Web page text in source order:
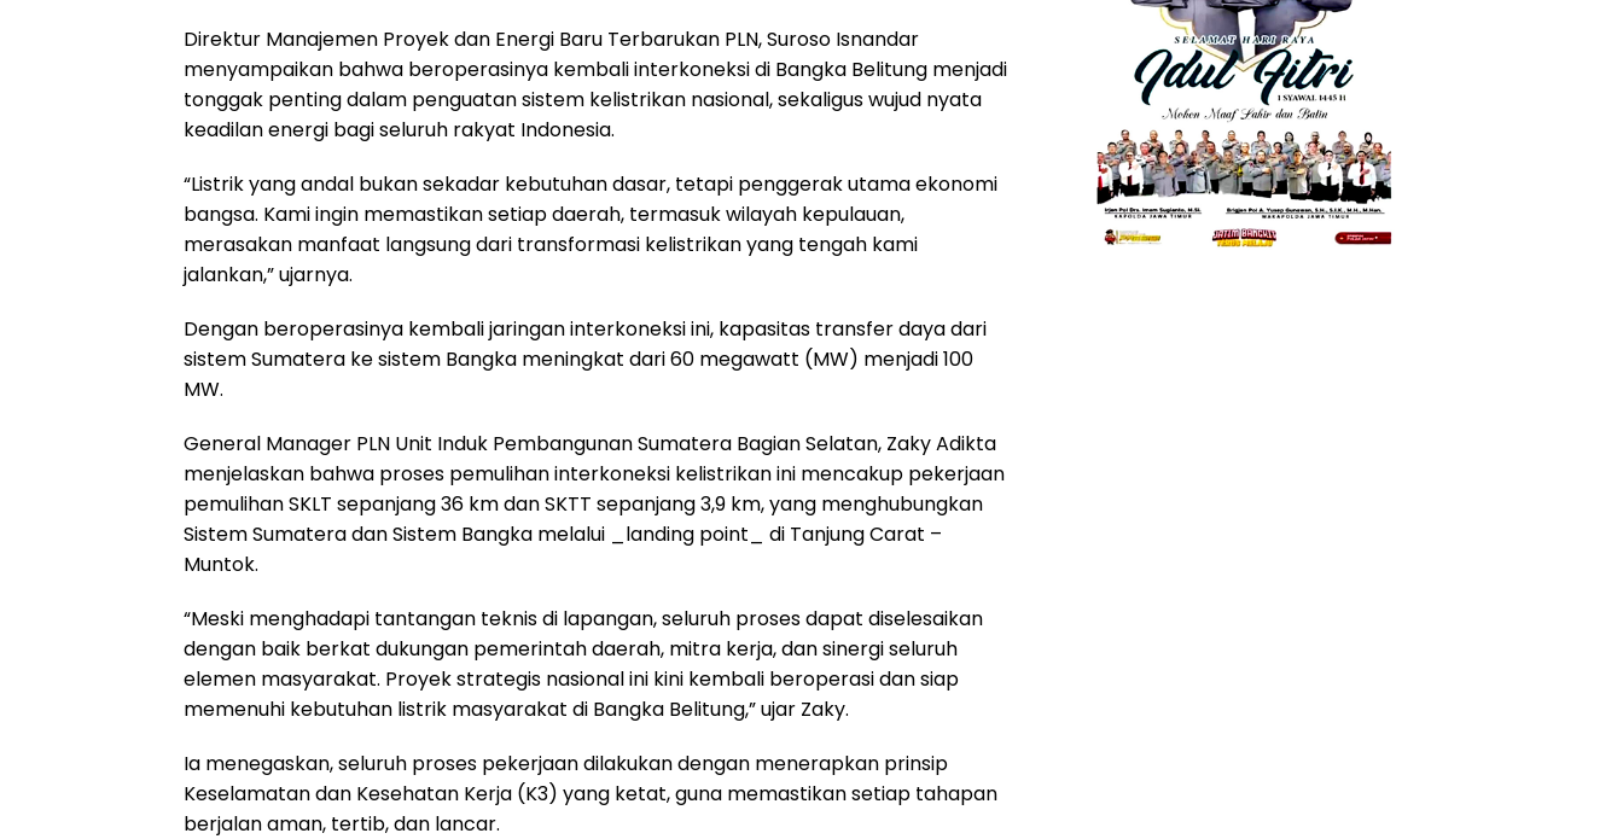
Direktur Manajemen Proyek dan Energi Baru Terbarukan PLN, Suroso Isnandar
menyampaikan bahwa beroperasinya kembali interkoneksi di Bangka Belitung menjadi
tonggak penting dalam penguatan sistem kelistrikan nasional, sekaligus wujud nyata
keadilan energi bagi seluruh rakyat Indonesia.
“Listrik yang andal bukan sekadar kebutuhan dasar, tetapi penggerak utama ekonomi
bangsa. Kami ingin memastikan setiap daerah, termasuk wilayah kepulauan,
merasakan manfaat langsung dari transformasi kelistrikan yang tengah kami
jalankan,” ujarnya.
Dengan beroperasinya kembali jaringan interkoneksi ini, kapasitas transfer daya dari
sistem Sumatera ke sistem Bangka meningkat dari 60 megawatt (MW) menjadi 100
MW.
General Manager PLN Unit Induk Pembangunan Sumatera Bagian Selatan, Zaky Adikta
menjelaskan bahwa proses pemulihan interkoneksi kelistrikan ini mencakup pekerjaan
pemulihan SKLT sepanjang 36 km dan SKTT sepanjang 3,9 km, yang menghubungkan
Sistem Sumatera dan Sistem Bangka melalui _landing point_ di Tanjung Carat –
Muntok.
“Meski menghadapi tantangan teknis di lapangan, seluruh proses dapat diselesaikan
dengan baik berkat dukungan pemerintah daerah, mitra kerja, dan sinergi seluruh
elemen masyarakat. Proyek strategis nasional ini kini kembali beroperasi dan siap
memenuhi kebutuhan listrik masyarakat di Bangka Belitung,” ujar Zaky.
Ia menegaskan, seluruh proses pekerjaan dilakukan dengan menerapkan prinsip
Keselamatan dan Kesehatan Kerja (K3) yang ketat, guna memastikan setiap tahapan
berjalan aman, tertib, dan lancar.